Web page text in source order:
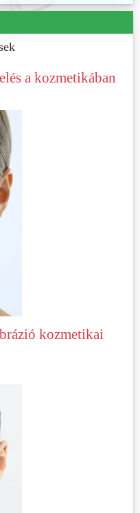
a kozmetikában
kozmetikai